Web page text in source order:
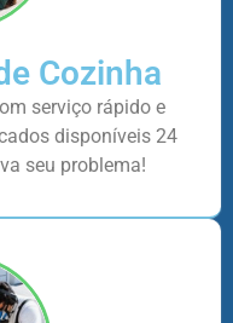
Cozinha
serviço rápido e
disponíveis 24
seu problema!